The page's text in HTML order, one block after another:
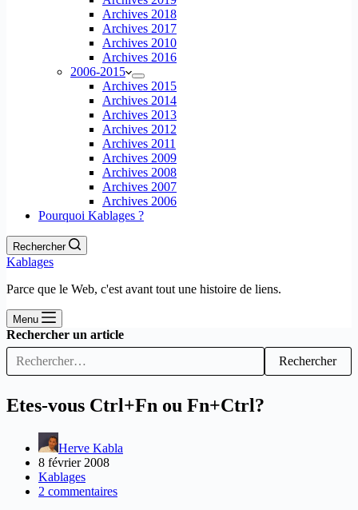
Archives 2018
Archives 2017
Archives 2010
Archives 2016
2006-2015
Archives 2015
Archives 2014
Archives 2013
Archives 2012
Archives 2011
Archives 2009
Archives 2008
Archives 2007
Archives 2006
Pourquoi Kablages ?
Rechercher
Kablages
Parce que le Web, c'est avant tout une histoire de liens.
Menu
Rechercher un article
Rechercher
Etes-vous Ctrl+Fn ou Fn+Ctrl?
Herve Kabla
8 février 2008
Kablages
2 commentaires